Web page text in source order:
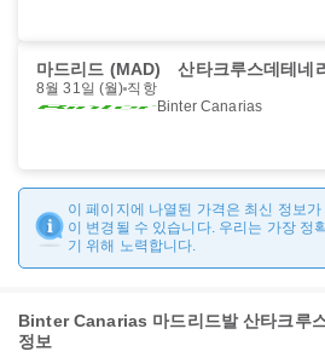
마드리드 (MAD) 산타크루스데테네
8월 31일 (월) 직항
Binter Canarias
이 페이지에 나열된 가격은 최신 정보
이 변경될 수 있습니다. 우리는 가장 정
기 위해 노력합니다.
Binter Canarias 마드리드발 산타크루
정보